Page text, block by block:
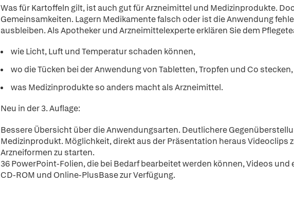
Was für Kartoffeln gilt, ist auch gut für Arzneimittel und Medizinprodukte.
Gemeinsamkeiten. Lagern Medikamente falsch oder ist die Anwendung
ausbleiben. Als Apotheker und Arzneimittelexperte erklären Sie dem
wie Licht, Luft und Temperatur schaden können,
wo die Tücken bei der Anwendung von Tabletten, Tropfen und Co stecken,
was Medizinprodukte so anders macht als Arzneimittel.
Neu in der 3. Auflage:
Bessere Übersicht über die Anwendungsarten. Deutlichere
Medizinprodukt. Möglichkeit, direkt aus der Präsentation heraus Videoclips
Arzneiformen zu starten.
36 PowerPoint-Folien, die bei Bedarf bearbeitet werden können, Videos
CD-ROM und Online-PlusBase zur Verfügung.